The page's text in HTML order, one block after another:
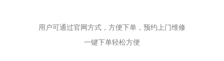
用户可通过官网方式，方便下单，预约上门维修
一键下单轻松方便